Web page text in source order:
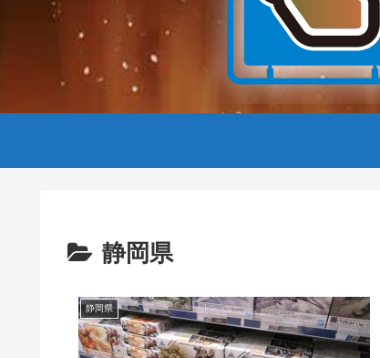
静岡県
静岡県